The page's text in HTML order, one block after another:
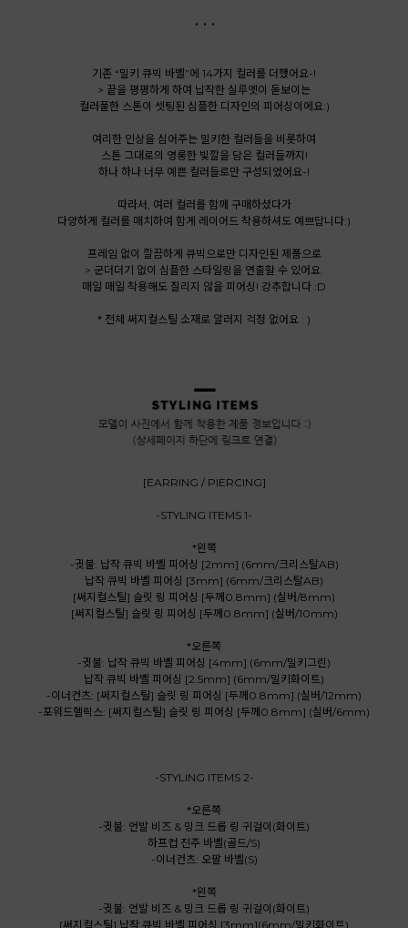
. . .
기존 “밀키 큐빅 바벨”에 14가지 컬러를 더했어요-!
> 끝을 평평하게 하여 납작한 실루엣이 돋보이는
컬러풀한 스톤이 셋팅된 심플한 디자인의 피어싱이에요:)
여리한 인상을 심어주는 밀키한 컬러들을 비롯하여
스톤 그대로의 영롱한 빛깔을 담은 컬러들까지!
하나 하나 너무 예쁜 컬러들로만 구성되었어요-!
따라서, 여러 컬러를 함께 구매하셨다가
다양하게 컬러를 매치하여 함게 레이어드 착용하셔도 예쁘답니다:)
프레임 없이 깔끔하게 큐빅으로만 디자인된 제품으로
> 군더더기 없이 심플한 스타일링을 연출할 수 있어요.
매일 매일 착용해도 질리지 않을 피어싱! 강추합니다 :D
* 전체 써지컬스틸 소재로 알러지 걱정 없어요 : )
[EARRING / PIERCING]
-STYLING ITEMS 1-
*왼쪽
-귓불: 납작 큐빅 바벨 피어싱 [2mm] (6mm/크리스탈AB)
납작 큐빅 바벨 피어싱 [3mm] (6mm/크리스탈AB)
[써지컬스틸] 슬릿 링 피어싱 [두께0.8mm] (실버/8mm)
[써지컬스틸] 슬릿 링 피어싱 [두께0.8mm] (실버/10mm)
*오른쪽
-귓불: 납작 큐빅 바벨 피어싱 [4mm] (6mm/밀키그린)
납작 큐빅 바벨 피어싱 [2.5mm] (6mm/밀키화이트)
-이너컨츠: [써지컬스틸] 슬릿 링 피어싱 [두께0.8mm] (실버/12mm)
-포워드헬릭스: [써지컬스틸] 슬릿 링 피어싱 [두께0.8mm] (실버/6mm)
-STYLING ITEMS 2-
*오른쪽
-귓불: 언발 비즈 & 밍크 드롭 링 귀걸이(화이트)
하프컵 진주 바벨(골드/S)
-이너컨츠: 오팔 바벨(S)
*왼쪽
-귓불: 언발 비즈 & 밍크 드롭 링 귀걸이(화이트)
[써지컬스틸] 납작 큐빅 바벨 피어싱 [3mm](6mm/밀키화이트)